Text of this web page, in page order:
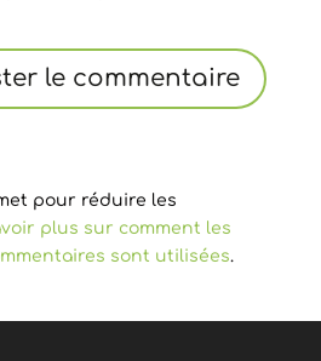
pour réduire les
plus sur comment les
sont utilisées.